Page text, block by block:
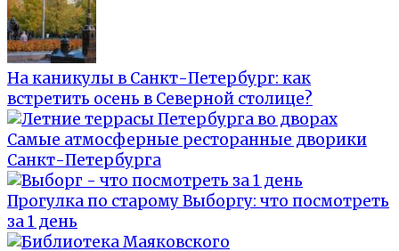
На каникулы в Санкт-Петербург: как
встретить осень в Северной столице?
Самые атмосферные ресторанные дворики
Санкт-Петербурга
Прогулка по старому Выборгу: что посмотреть
за 1 день